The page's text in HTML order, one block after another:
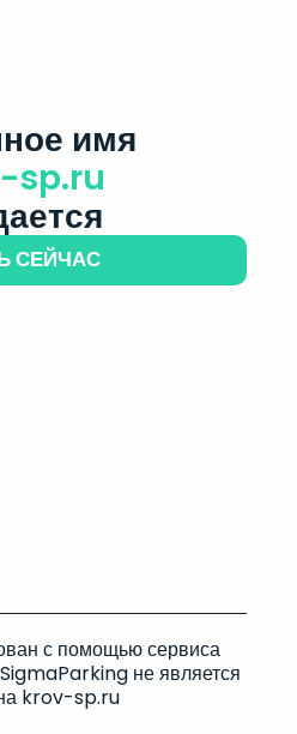
имя
sp.ru
СЕЙЧАС
с помощью сервиса
не является
krov-sp.ru